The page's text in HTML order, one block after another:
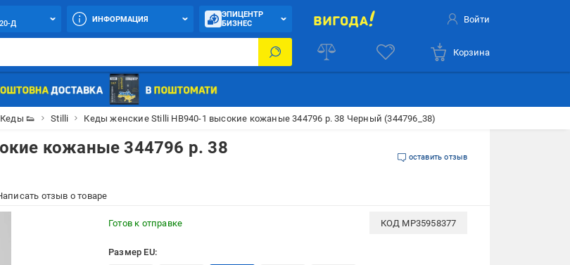
Д
ИНФОРМАЦИЯ
ЭПИЦЕНТР
БИЗНЕС
Войти
Корзина
Кеды 👟 Stilli Кеды женские Stilli HB940-1 высокие кожаные 344796 р. 38 Черный (344796_38)
кожаные 344796 р. 38
оставить отзыв
отзыв о товаре
Готов к отправке КОД MP35958377
Размер EU: